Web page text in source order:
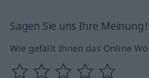
Sagen Sie uns Ihre Meinung!
Wie gefällt Ihnen das Online